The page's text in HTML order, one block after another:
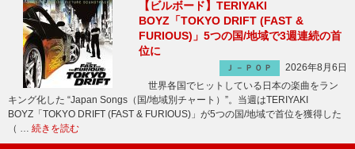
【ビルボード】TERIYAKI
BOYZ「TOKYO DRIFT (FAST &
FURIOUS)」5つの国/地域で3週連続の首
位に
Ｊ－ＰＯＰ
2026年8月6日
世界各国でヒットしている日本の楽曲をラン
キング化した “Japan Songs（国/地域別チャート）”。当週はTERIYAKI
BOYZ「TOKYO DRIFT (FAST & FURIOUS)」が5つの国/地域で首位を獲得した
（ … 続きを読む